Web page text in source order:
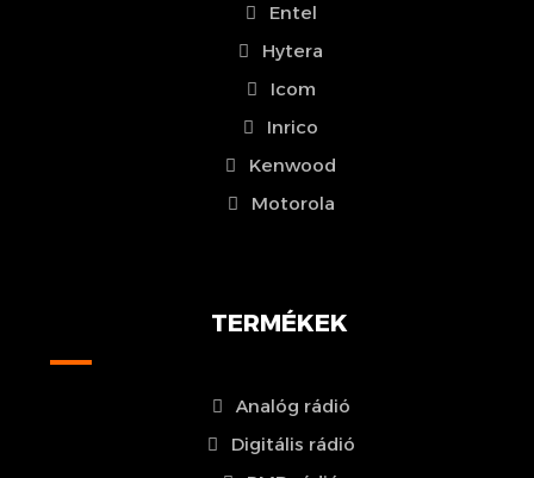
Entel
Hytera
Icom
Inrico
Kenwood
Motorola
TERMÉKEK
Analóg rádió
Digitális rádió